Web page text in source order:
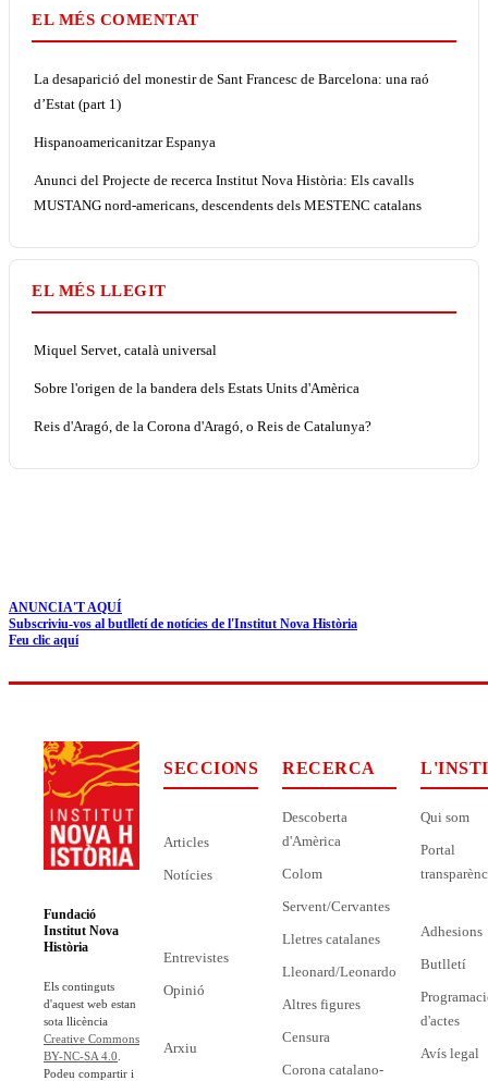
EL MÉS COMENTAT
La desaparició del monestir de Sant Francesc de Barcelona: una raó
d’Estat (part 1)
Hispanoamericanitzar Espanya
Anunci del Projecte de recerca Institut Nova Història: Els cavalls
MUSTANG nord-americans, descendents dels MESTENC catalans
EL MÉS LLEGIT
Miquel Servet, català universal
Sobre l'origen de la bandera dels Estats Units d'Amèrica
Reis d'Aragó, de la Corona d'Aragó, o Reis de Catalunya?
ANUNCIA'T AQUÍ
Subscriviu-vos al butlletí de notícies de l'Institut Nova Història
Feu clic aquí
Fundació
Institut Nova
Història
Els continguts
d'aquest web estan
sota llicència
Creative Commons
BY-NC-SA 4.0
Podeu compartir i
SECCIONS
Articles
Notícies
Entrevistes
Opinió
Arxiu
RECERCA
Descoberta
d'Amèrica
Colom
Servent/Cervantes
Lletres catalanes
Lleonard/Leonardo
Altres figures
Censura
Corona catalano-
Qui som
Portal
Adhesions
Butlletí
d'actes
Avís legal